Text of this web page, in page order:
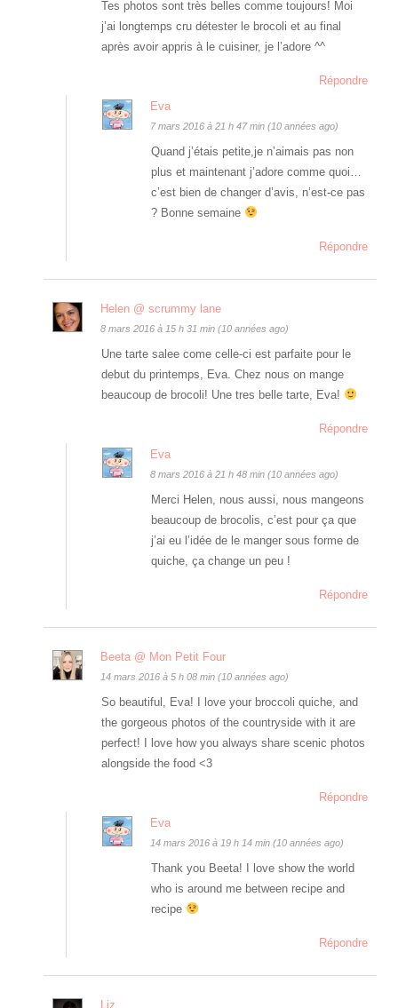
Tes photos sont très belles comme toujours! Moi
j’ai longtemps cru détester le brocoli et au final
après avoir appris à le cuisiner, je l’adore ^^
Répondre
Eva
7 mars 2016 à 21 h 47 min (10 années ago)
Quand j’étais petite,je n’aimais pas non
plus et maintenant j’adore comme quoi…
c’est bien de changer d’avis, n’est-ce pas
? Bonne semaine
Répondre
Helen @ scrummy lane
8 mars 2016 à 15 h 31 min (10 années ago)
Une tarte salee come celle-ci est parfaite pour le
debut du printemps, Eva. Chez nous on mange
beaucoup de brocoli! Une tres belle tarte, Eva!
Répondre
Eva
8 mars 2016 à 21 h 48 min (10 années ago)
Merci Helen, nous aussi, nous mangeons
beaucoup de brocolis, c’est pour ça que
j’ai eu l’idée de le manger sous forme de
quiche, ça change un peu !
Répondre
Beeta @ Mon Petit Four
14 mars 2016 à 5 h 08 min (10 années ago)
So beautiful, Eva! I love your broccoli quiche, and
the gorgeous photos of the countryside with it are
perfect! I love how you always share scenic photos
alongside the food <3
Répondre
Eva
14 mars 2016 à 19 h 14 min (10 années ago)
Thank you Beeta! I love show the world
who is around me between recipe and
recipe
Répondre
Liz